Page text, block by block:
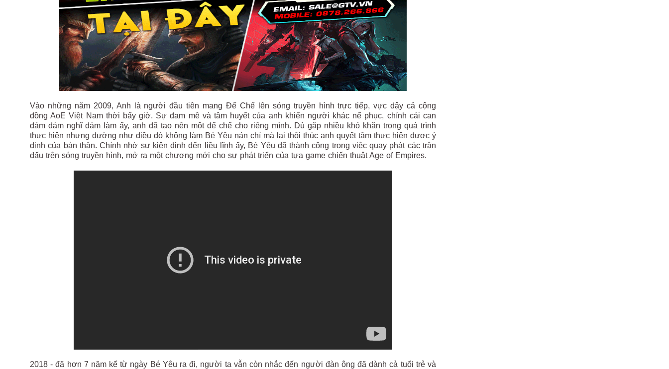
Vào những năm 2009, Anh là người đầu tiên mang Đế Chế lên sóng truyền hình trực tiếp, vực dậy cả cộng
đồng AoE Việt Nam thời bấy giờ. Sự đam mê và tâm huyết của anh khiến người khác nể phục, chính cái can
đảm dám nghĩ dám làm ấy, anh đã tạo nên một đế chế cho riêng mình. Dù gặp nhiều khó khăn trong quá trình
thực hiện nhưng dường như điều đó không làm Bé Yêu nản chí mà lại thôi thúc anh quyết tâm thực hiện được ý
định của bản thân. Chính nhờ sự kiên định đến liều lĩnh ấy, Bé Yêu đã thành công trong việc quay phát các trận
đấu trên sóng truyền hình, mở ra một chương mới cho sự phát triển của tựa game chiến thuật Age of Empires.
2018 - đã hơn 7 năm kể từ ngày Bé Yêu ra đi, người ta vẫn còn nhắc đến người đàn ông đã dành cả tuổi trẻ và